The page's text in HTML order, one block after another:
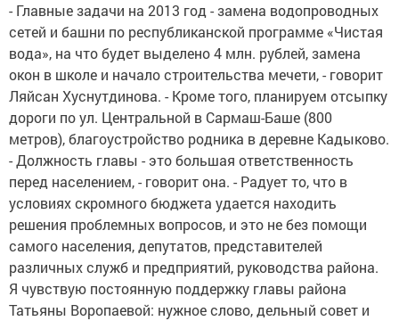
- Главные задачи на 2013 год - замена водопроводных
сетей и башни по республиканской программе «Чистая
вода», на что будет выделено 4 млн. рублей, замена
окон в школе и начало строительства мечети, - говорит
Ляйсан Хуснутдинова. - Кроме того, планируем отсыпку
дороги по ул. Центральной в Сармаш-Баше (800
метров), благоустройство родника в деревне Кадыково.
- Должность главы - это большая ответственность
перед населением, - говорит она. - Радует то, что в
условиях скромного бюджета удается находить
решения проблемных вопросов, и это не без помощи
самого населения, депутатов, представителей
различных служб и предприятий, руководства района.
Я чувствую постоянную поддержку главы района
Татьяны Воропаевой: нужное слово, дельный совет и